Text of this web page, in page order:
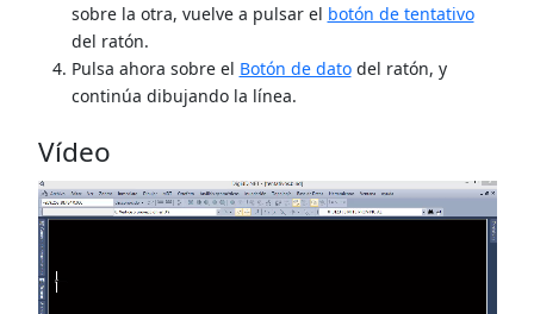
sobre la otra, vuelve a pulsar el botón de tentativo
del ratón.
Pulsa ahora sobre el Botón de datodel ratón, y
continúa dibujando la línea.
Vídeo